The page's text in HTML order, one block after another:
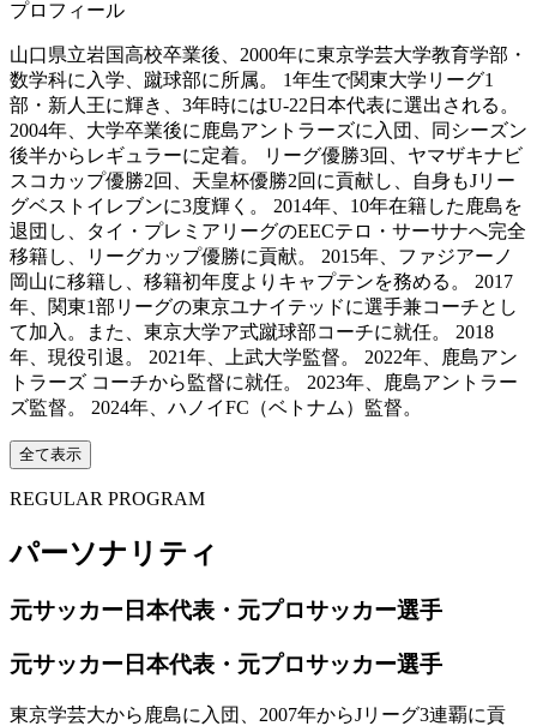
プロフィール
山口県立岩国高校卒業後、2000年に東京学芸大学教育学部・
数学科に入学、蹴球部に所属。 1年生で関東大学リーグ1
部・新人王に輝き、3年時にはU-22日本代表に選出される。
2004年、大学卒業後に鹿島アントラーズに入団、同シーズン
後半からレギュラーに定着。 リーグ優勝3回、ヤマザキナビ
スコカップ優勝2回、天皇杯優勝2回に貢献し、自身もJリー
グベストイレブンに3度輝く。 2014年、10年在籍した鹿島を
退団し、タイ・プレミアリーグのEECテロ・サーサナへ完全
移籍し、リーグカップ優勝に貢献。 2015年、ファジアーノ
岡山に移籍し、移籍初年度よりキャプテンを務める。 2017
年、関東1部リーグの東京ユナイテッドに選手兼コーチとし
て加入。また、東京大学ア式蹴球部コーチに就任。 2018
年、現役引退。 2021年、上武大学監督。 2022年、鹿島アン
トラーズ コーチから監督に就任。 2023年、鹿島アントラー
ズ監督。 2024年、ハノイFC（ベトナム）監督。
全て表示
REGULAR PROGRAM
パーソナリティ
元サッカー日本代表・元プロサッカー選手
元サッカー日本代表・元プロサッカー選手
東京学芸大から鹿島に入団、2007年からJリーグ3連覇に貢